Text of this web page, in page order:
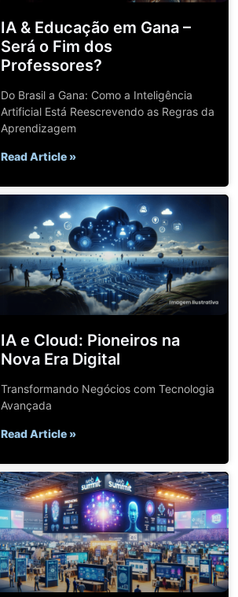
IA & Educação em Gana –
Será o Fim dos
Professores?
Do Brasil a Gana: Como a Inteligência
Artificial Está Reescrevendo as Regras da
Aprendizagem
Read Article »
IA e Cloud: Pioneiros na
Nova Era Digital
Transformando Negócios com Tecnologia
Avançada
Read Article »